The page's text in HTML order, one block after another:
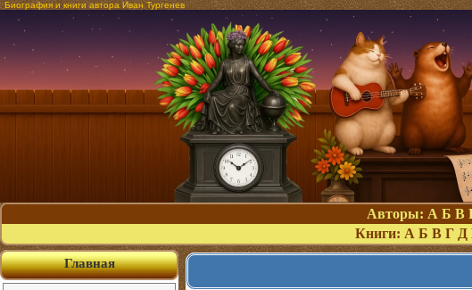
Биография и книги автора Иван Тургенев
Авторы: А Б В
Книги: А Б В Г Д
Главная